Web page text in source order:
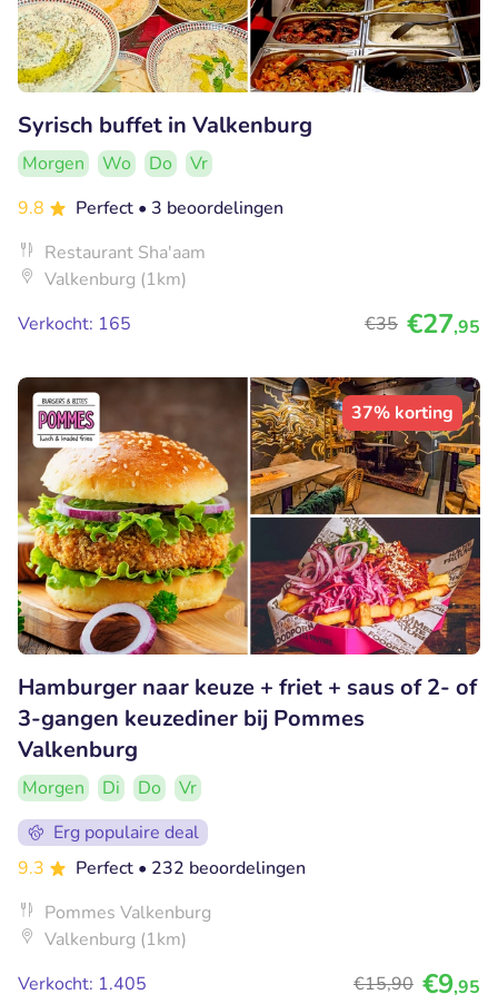
Syrisch buffet in Valkenburg
Morgen Wo Do
Vr
9.8
Perfect • 3 beoordelingen
Restaurant Sha'aam
Valkenburg (1km)
Verkocht: 165
€35 €27,95
37% korting
Hamburger naar keuze + friet + saus of 2- of
3-gangen keuzediner bij Pommes
Valkenburg
Morgen Di Do
Vr
Erg populaire deal
9.3
Perfect • 232 beoordelingen
Pommes Valkenburg
Valkenburg (1km)
Verkocht: 1.405
€15,90 €9,95